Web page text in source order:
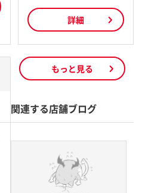
詳細
もっと見る
関連する店舗ブログ